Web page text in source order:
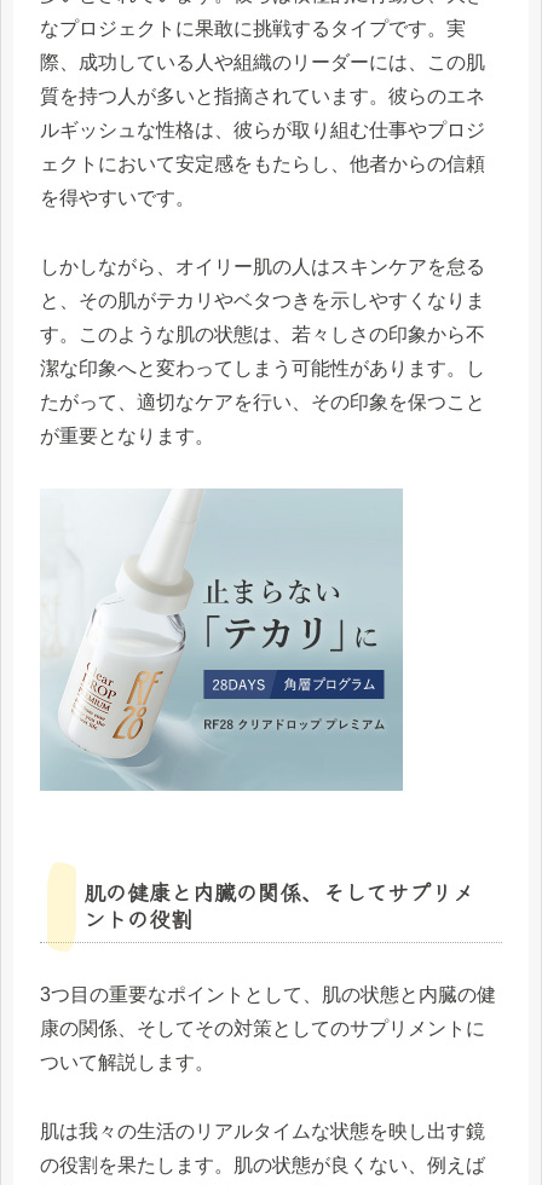
なプロジェクトに果敢に挑戦するタイプです。実
際、成功している人や組織のリーダーには、この肌
質を持つ人が多いと指摘されています。彼らのエネ
ルギッシュな性格は、彼らが取り組む仕事やプロジ
ェクトにおいて安定感をもたらし、他者からの信頼
を得やすいです。
しかしながら、オイリー肌の人はスキンケアを怠る
と、その肌がテカリやベタつきを示しやすくなりま
す。このような肌の状態は、若々しさの印象から不
潔な印象へと変わってしまう可能性があります。し
たがって、適切なケアを行い、その印象を保つこと
が重要となります。
肌の健康と内臓の関係、そしてサプリメ
ントの役割
3つ目の重要なポイントとして、肌の状態と内臓の健
康の関係、そしてその対策としてのサプリメントに
ついて解説します。
肌は我々の生活のリアルタイムな状態を映し出す鏡
の役割を果たします。肌の状態が良くない、例えば